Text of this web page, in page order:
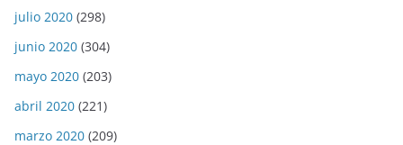
julio 2020 (298)
junio 2020 (304)
mayo 2020 (203)
abril 2020 (221)
marzo 2020 (209)